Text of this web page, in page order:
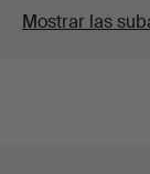
Mostrar las